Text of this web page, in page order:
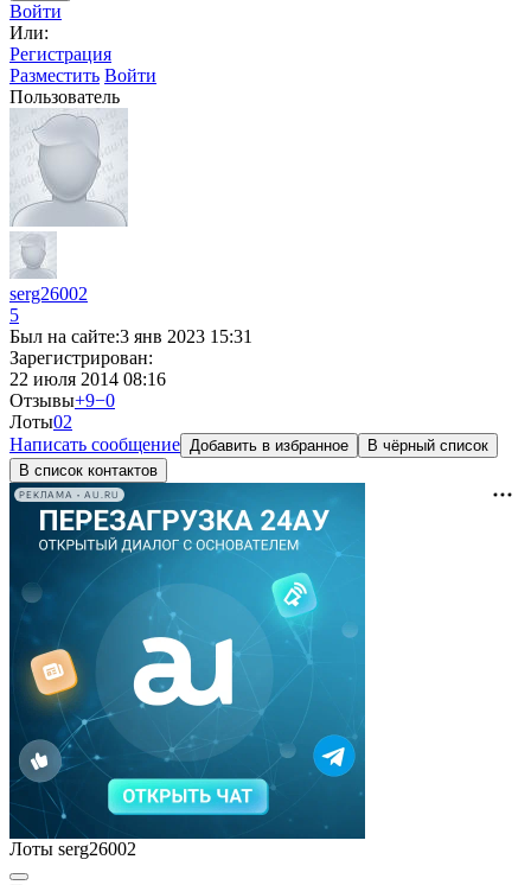
Войти
Или:
Регистрация
Разместить Войти
Пользователь
serg26002
5
Был на сайте:3 янв 2023 15:31
Зарегистрирован:
22 июля 2014 08:16
Отзывы+9−0
Лоты02
Написать сообщение Добавить в избранное
В чёрный список
В список контактов
РЕКЛАМА • AU.RU
Лоты serg26002